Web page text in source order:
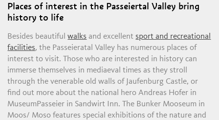
Places of interest in the Passeiertal Valley bring
history to life
Besides beautifulwalks and excellent sport and recreational
facilities, the Passeieratal Valley has numerous places of
interest to visit. Those who are interested in history can
immerse themselves in mediaeval times as they stroll
through the venerable old walls of Jaufenburg Castle, or
find out more about the national hero Andreas Hofer in
MuseumPasseier in Sandwirt Inn. The Bunker Mooseum in
Moos/ Moso features special exhibitions of the nature and